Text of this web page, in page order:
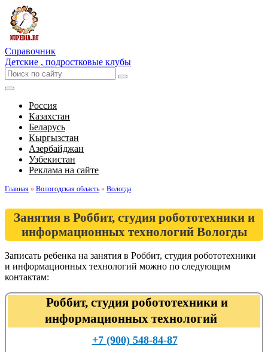
Справочник
Детские , подростковые клубы
Россия
Казахстан
Беларусь
Кыргызстан
Азербайджан
Узбекистан
Реклама на сайте
Главная » Вологодская область » Вологда
Занятия в Роббит, студия робототехники и
информационных технологий Вологды
Записать ребенка на занятия в Роббит, студия робототехники
и информационных технологий можно по следующим
контактам:
Роббит, студия робототехники и
информационных технологий
+7 (900) 548-84-87